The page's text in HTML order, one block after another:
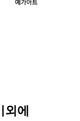
에